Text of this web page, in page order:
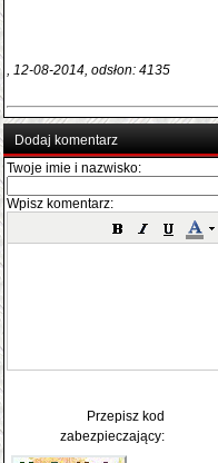
, 12-08-2014, odsłon: 4135
Dodaj komentarz
Twoje imie i nazwisko:
Wpisz komentarz:
Przepisz kod
zabezpieczający: